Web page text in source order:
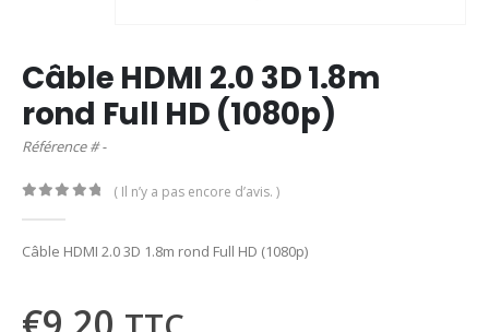
Câble HDMI 2.0 3D 1.8m
rond Full HD (1080p)
Référence # -
( Il n’y a pas encore d’avis. )
Câble HDMI 2.0 3D 1.8m rond Full HD (1080p)